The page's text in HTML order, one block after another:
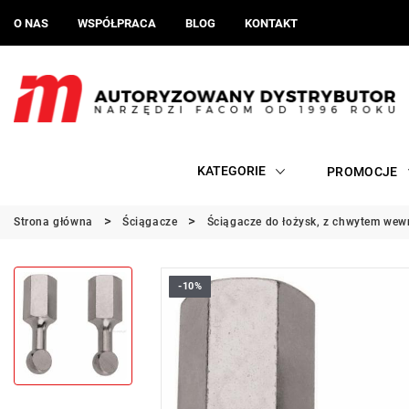
O NAS WSPÓŁPRACA BLOG KONTAKT
KATEGORIE PROMOCJE
Strona główna Ściągacze Ściągacze do łożysk, z chwytem
-10%